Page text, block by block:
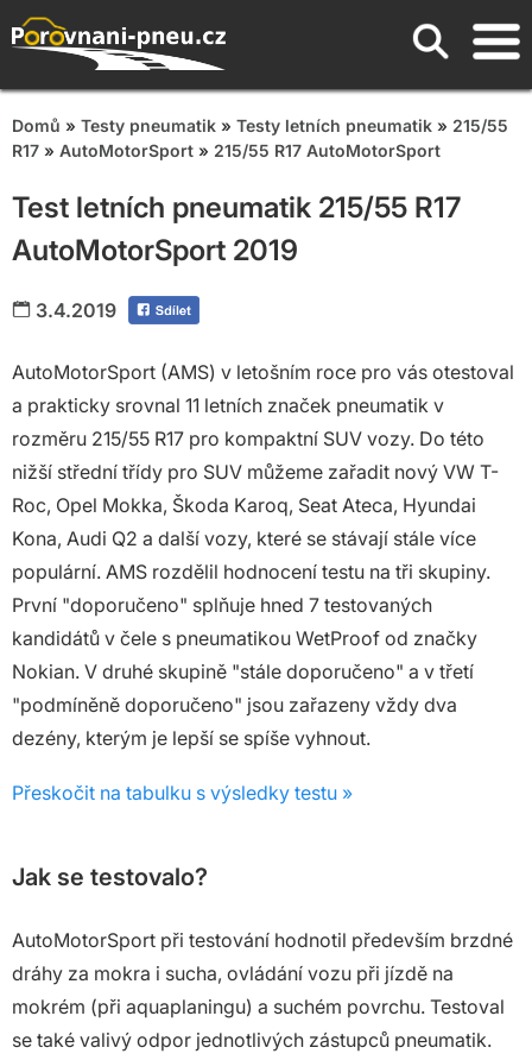
Domů » Testy pneumatik » Testy letních pneumatik » 215/55
R17 » AutoMotorSport » 215/55 R17 AutoMotorSport
Test letních pneumatik 215/55 R17
AutoMotorSport 2019
3.4.2019
AutoMotorSport (AMS) v letošním roce pro vás otestoval
a prakticky srovnal 11 letních značek pneumatik v
rozměru 215/55 R17 pro kompaktní SUV vozy. Do této
nižší střední třídy pro SUV můžeme zařadit nový VW T-
Roc, Opel Mokka, Škoda Karoq, Seat Ateca, Hyundai
Kona, Audi Q2 a další vozy, které se stávají stále více
populární. AMS rozdělil hodnocení testu na tři skupiny.
První "doporučeno" splňuje hned 7 testovaných
kandidátů v čele s pneumatikou WetProof od značky
Nokian. V druhé skupině "stále doporučeno" a v třetí
"podmíněně doporučeno" jsou zařazeny vždy dva
dezény, kterým je lepší se spíše vyhnout.
Přeskočit na tabulku s výsledky testu »
Jak se testovalo?
AutoMotorSport při testování hodnotil především brzdné
dráhy za mokra i sucha, ovládání vozu při jízdě na
mokrém (při aquaplaningu) a suchém povrchu. Testoval
se také valivý odpor jednotlivých zástupců pneumatik.